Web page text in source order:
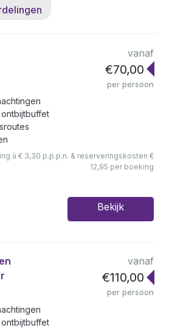
vanaf
€70,00
per persoon
à € 3,30 p.p.p.n. & reserveringskosten €
12,95 per boeking
Bekijk
vanaf
€110,00
per persoon